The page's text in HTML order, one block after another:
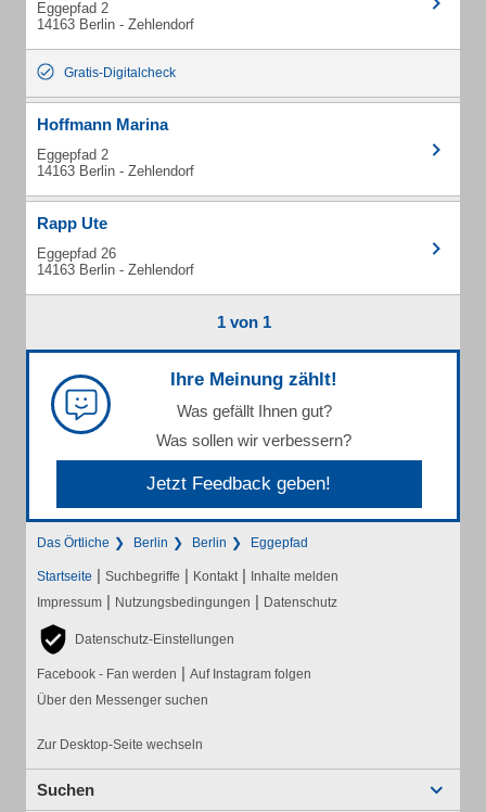
Eggepfad 2
14163 Berlin - Zehlendorf
Gratis-Digitalcheck
Hoffmann Marina
Eggepfad 2
14163 Berlin - Zehlendorf
Rapp Ute
Eggepfad 26
14163 Berlin - Zehlendorf
1 von 1
Ihre Meinung zählt!
Was gefällt Ihnen gut?
Was sollen wir verbessern?
Jetzt Feedback geben!
Das Örtliche Berlin Berlin Eggepfad
Startseite | Suchbegriffe | Kontakt | Inhalte melden
Impressum | Nutzungsbedingungen | Datenschutz
Datenschutz-Einstellungen
Facebook - Fan werden | Auf Instagram folgen
Über den Messenger suchen
Zur Desktop-Seite wechseln
Suchen